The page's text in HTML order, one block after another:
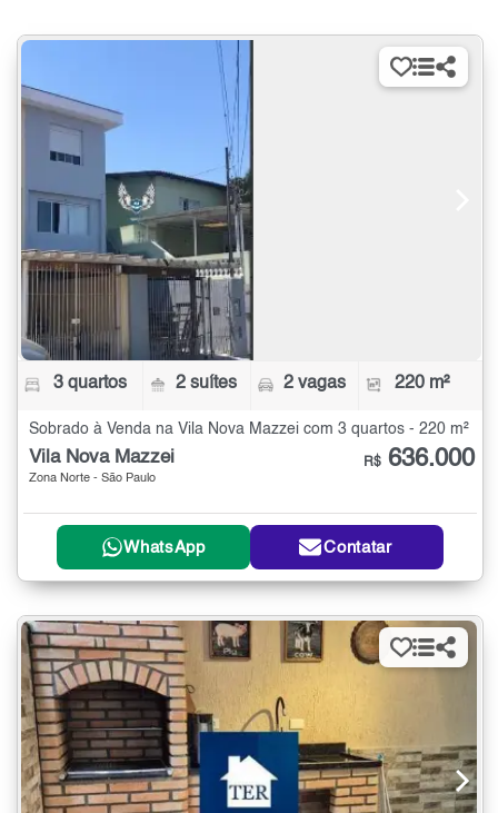
3 quartos 2 suítes 2 vagas 220 m²
Sobrado à Venda na Vila Nova Mazzei com 3 quartos - 220 m²
Vila Nova Mazzei
Zona Norte - São Paulo
R$ 636.000
WhatsApp Contatar